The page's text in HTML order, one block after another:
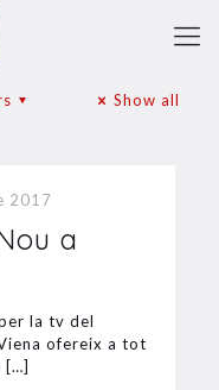
Show all
2017
a
la tv del
ofereix a tot
[…]